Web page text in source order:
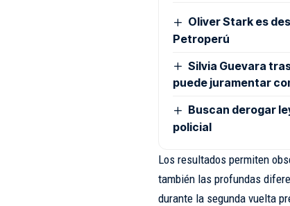
Oliver Stark es
Petroperú
Silvia Guevara
puede juramentar
Buscan derogar
policial
Los resultados permiten
también las profundas
durante la segunda vuelta